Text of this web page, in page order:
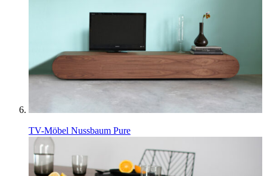
TV-Möbel Nussbaum Pure